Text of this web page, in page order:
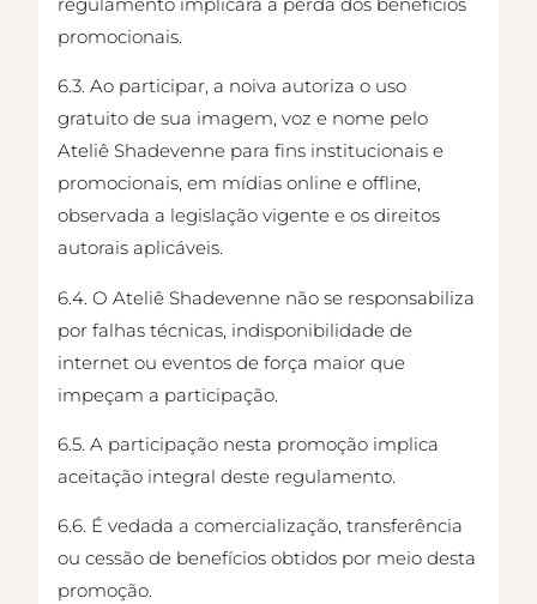
promocionais.
6.3. Ao participar, a noiva autoriza o uso
gratuito de sua imagem, voz e nome pelo
Ateliê Shadevenne para fins institucionais e
promocionais, em mídias online e offline,
observada a legislação vigente e os direitos
autorais aplicáveis.
6.4. O Ateliê Shadevenne não se responsabiliza
por falhas técnicas, indisponibilidade de
internet ou eventos de força maior que
impeçam a participação.
6.5. A participação nesta promoção implica
aceitação integral deste regulamento.
6.6. É vedada a comercialização, transferência
ou cessão de benefícios obtidos por meio desta
promoção.